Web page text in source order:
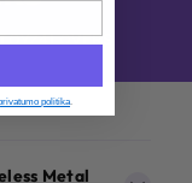
Metal
politika